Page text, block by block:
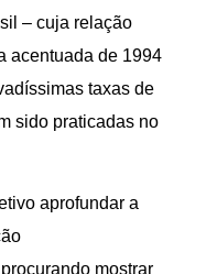
– cuja relação
acentuada de 1994
taxas de
sido praticadas no
aprofundar a
mostrar